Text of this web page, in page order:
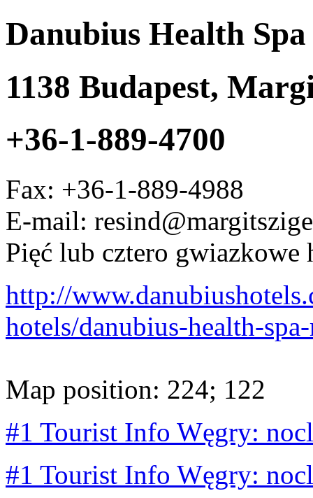
Danubius Health
1138 Budapest,
+36-1-889-4700
Fax: +36-1-889-4988
E-mail:
Pięć lub cztero gwiazkowe
http://
hotels/danubius-health-
Map position: 224; 122
#1 Tourist Info Węgry:
#1 Tourist Info Węgry: